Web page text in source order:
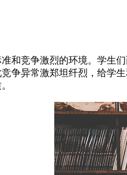
和竞争激烈的环境。学生
争异常激郑坦纤烈，给学